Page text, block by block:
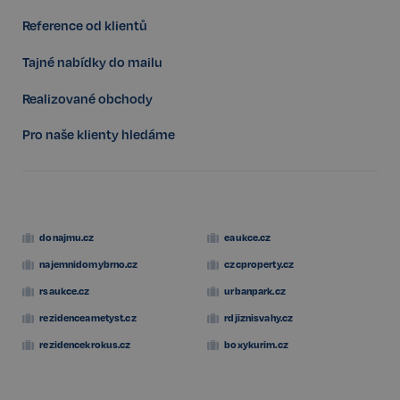
Reference od klientů
Tajné nabídky do mailu
Realizované obchody
Pro naše klienty hledáme
donajmu.cz
eaukce.cz
najemnidomybrno.cz
czcproperty.cz
rsaukce.cz
urbanpark.cz
rezidenceametyst.cz
rdjiznisvahy.cz
rezidencekrokus.cz
boxykurim.cz
udid
VISITOR_PRIVACY_METADATA
YouTube